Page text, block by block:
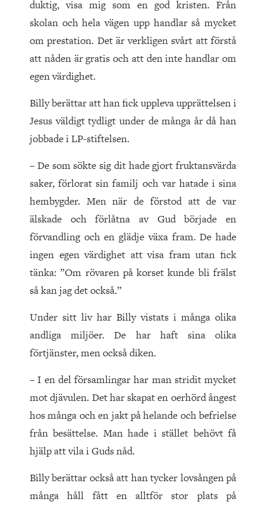
duktig, visa mig som en god kristen. Från
skolan och hela vägen upp handlar så mycket
om prestation. Det är verkligen svårt att förstå
att nåden är gratis och att den inte handlar om
egen värdighet.
Billy berättar att han fick uppleva upprättelsen i
Jesus väldigt tydligt under de många år då han
jobbade i LP-stiftelsen.
– De som sökte sig dit hade gjort fruktansvärda
saker, förlorat sin familj och var hatade i sina
hembygder. Men när de förstod att de var
älskade och förlåtna av Gud började en
förvandling och en glädje växa fram. De hade
ingen egen värdighet att visa fram utan fick
tänka: ”Om rövaren på korset kunde bli frälst
så kan jag det också.”
Under sitt liv har Billy vistats i många olika
andliga miljöer. De har haft sina olika
förtjänster, men också diken.
– I en del församlingar har man stridit mycket
mot djävulen. Det har skapat en oerhörd ångest
hos många och en jakt på helande och befrielse
från besättelse. Man hade i stället behövt få
hjälp att vila i Guds nåd.
Billy berättar också att han tycker lovsången på
många håll fått en alltför stor plats på